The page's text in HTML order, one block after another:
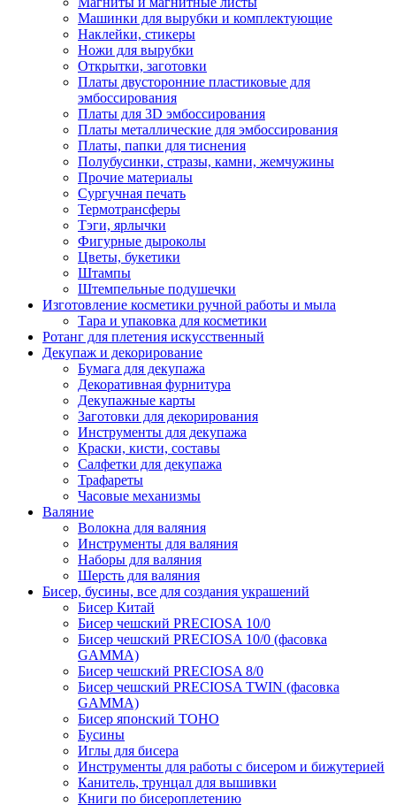
Машинки для вырубки и комплектующие
Наклейки, стикеры
Ножи для вырубки
Открытки, заготовки
Платы двусторонние пластиковые для
эмбоссирования
Платы для 3D эмбоссирования
Платы металлические для эмбоссирования
Платы, папки для тиснения
Полубусинки, стразы, камни, жемчужины
Прочие материалы
Сургучная печать
Термотрансферы
Тэги, ярлычки
Фигурные дыроколы
Цветы, букетики
Штампы
Штемпельные подушечки
Изготовление косметики ручной работы и мыла
Тара и упаковка для косметики
Ротанг для плетения искусственный
Декупаж и декорирование
Бумага для декупажа
Декоративная фурнитура
Декупажные карты
Заготовки для декорирования
Инструменты для декупажа
Краски, кисти, составы
Салфетки для декупажа
Трафареты
Часовые механизмы
Валяние
Волокна для валяния
Инструменты для валяния
Наборы для валяния
Шерсть для валяния
Бисер, бусины, все для создания украшений
Бисер Китай
Бисер чешский PRECIOSA 10/0
Бисер чешский PRECIOSA 10/0 (фасовка
GAMMA)
Бисер чешский PRECIOSA 8/0
Бисер чешский PRECIOSA TWIN (фасовка
GAMMA)
Бисер японский TOHO
Бусины
Иглы для бисера
Инструменты для работы с бисером и бижутерией
Канитель, трунцал для вышивки
Книги по бисероплетению